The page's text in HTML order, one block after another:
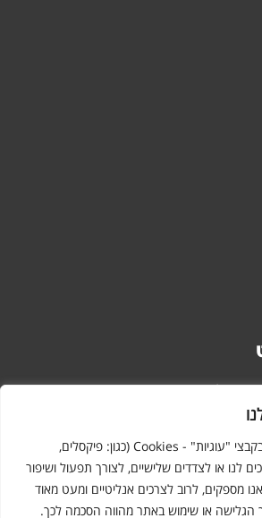
אתר זה עושה שימוש בקבצי "עוגיות" - Cookies (כגון: פיקסלים,
לנו או לצדדים שלישיים, לצורך תפעול ושיפור
מספקים, לרוב לצרכים אנליטיים ומעט מאוד
הגלישה או שימוש באתר מהווה הסכמה לכך.
לכם עדכונים ומידע מהשטח מהעיר
חולון באינטרנט, מידע על
לילה, וכן טורי דעה, עסקים בחולון, ודיונים על
ומוזמנות להשתתף בדיון ולשלוח לנו כתבות
באתר.